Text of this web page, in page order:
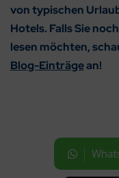
von typischen
Hotels. Falls Sie
lesen möchten,
Blog-Einträgean!